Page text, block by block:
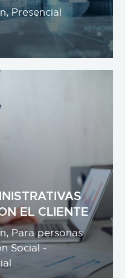
Presencial
EL CLIENTE
Para personas
Social -